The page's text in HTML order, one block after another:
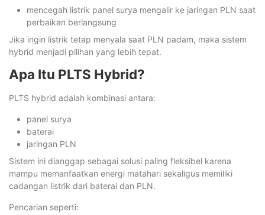
mencegah listrik panel surya mengalir ke jaringan PLN saat
perbaikan berlangsung
Jika ingin listrik tetap menyala saat PLN padam, maka sistem
hybrid menjadi pilihan yang lebih tepat.
Apa Itu PLTS Hybrid?
PLTS hybrid adalah kombinasi antara:
panel surya
baterai
jaringan PLN
Sistem ini dianggap sebagai solusi paling fleksibel karena
mampu memanfaatkan energi matahari sekaligus memiliki
cadangan listrik dari baterai dan PLN.
Pencarian seperti: